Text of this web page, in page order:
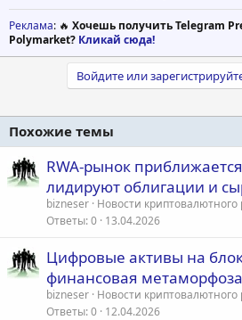
Реклама: 🔥 Хочешь получить Telegram
Polymarket? Кликай сюда!
Войдите или
Похожие темы
RWA-рынок
лидируют облигации и
bizneser Новости криптовалютного
Ответы 0 13.04.2026
Цифровые активы на
финансовая метаморфоза
bizneser Новости криптовалютного
Ответы 0 12.04.2026